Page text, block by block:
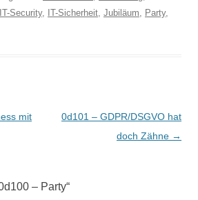
IT-Security, IT-Sicherheit, Jubiläum, Party,
mit
0d101 – GDPR/DSGVO hat
doch Zähne →
– Party“